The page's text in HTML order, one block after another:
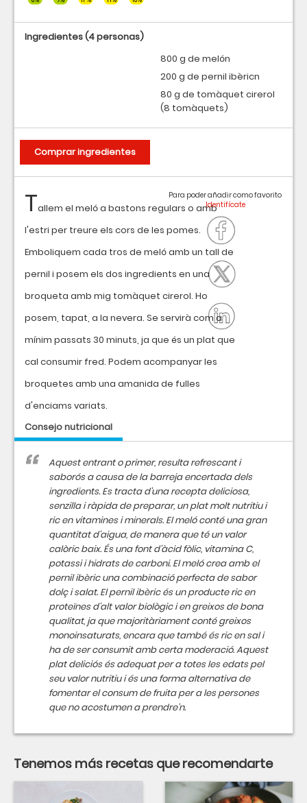
Tallem el meló a bastons regulars o amb
l'estri per treure els cors de les pomes.
Emboliquem cada tros de meló amb un tall de
pernil i posem els dos ingredients en una
broqueta amb mig tomàquet cirerol. Ho
posem, tapat, a la nevera. Se servirà com a
mínim passats 30 minuts, ja que és un plat que
cal consumir fred. Podem acompanyar les
broquetes amb una amanida de fulles
d'enciams variats.
Consejo nutricional
Aquest entrant o primer, resulta refrescant i
saborós a causa de la barreja encertada dels
ingredients. Es tracta d'una recepta deliciosa,
senzilla i ràpida de preparar, un plat molt nutritiu i
ric en vitamines i minerals. El meló conté una gran
quantitat d'aigua, de manera que té un valor
calòric baix. És una font d'àcid fòlic, vitamina C,
potassi i hidrats de carboni. El meló crea amb el
pernil ibèric una combinació perfecta de sabor
dolç i salat. El pernil ibèric és un producte ric en
proteïnes d'alt valor biològic i en greixos de bona
qualitat, ja que majoritàriament conté greixos
monoinsaturats, encara que també és ric en sal i
ha de ser consumit amb certa moderació. Aquest
plat deliciós és adequat per a totes les edats pel
seu valor nutritiu i és una forma alternativa de
fomentar el consum de fruita per a les persones
que no acostumen a prendre'n.
Para poder añadir como favorito
Ingredientes(4 personas)
800 g de melón
200 g de pernil ibèricn
80 g de tomàquet cirerol
(8 tomàquets)
Comprar ingredientes
Tenemos más recetas que recomendarte